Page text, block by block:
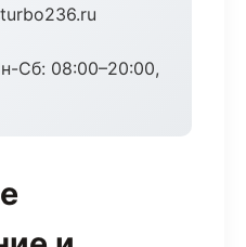
Сб: 08:00–20:00,